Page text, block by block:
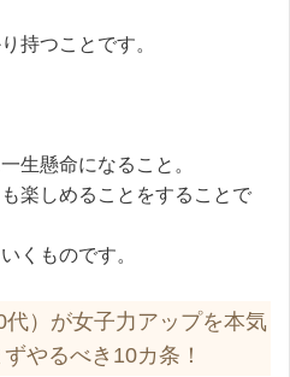
持つことです。
生懸命になること。
楽しめることをすることで
くものです。
）が女子力アップを本気
やるべき10カ条！